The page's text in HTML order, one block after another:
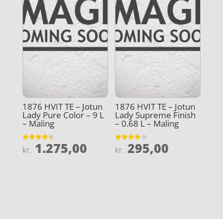
1876 HVIT TE – Jotun
Lady Pure Color – 9 L
– Maling
Vurderet
4.4
kr. 1.275,00
1876 HVIT TE – Jotun
Lady Supreme Finish
– 0.68 L – Maling
Vurderet
3.9
kr. 295,00